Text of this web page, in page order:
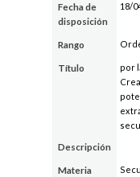
Fecha de
disposición
18/
Rango
Título
por
Descripción
Materia